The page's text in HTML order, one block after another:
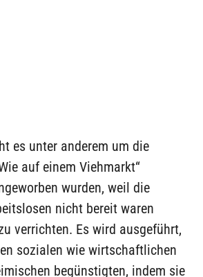
es unter anderem um die
auf einem Viehmarkt“
wurden, weil die
nicht bereit waren
verrichten. Es wird ausgeführt,
sozialen wie wirtschaftlichen
begünstigten, indem sie